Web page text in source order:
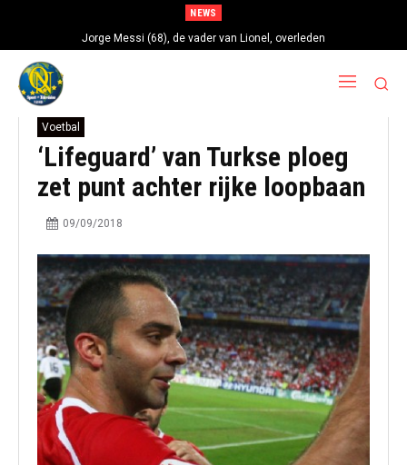
NEWS
Jorge Messi (68), de vader van Lionel, overleden
Voetbal
‘Lifeguard’ van Turkse ploeg
zet punt achter rijke loopbaan
09/09/2018